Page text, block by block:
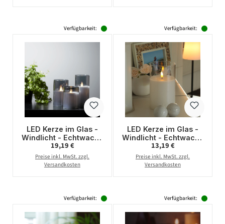
Verfügbarkeit:
LED Kerze im Glas -
Windlicht - Echtwachs
- flackernde gelbe
Flamme - Timer - H:
12,5cm - grau
Regulärer Preis:
19,19 €
Preise inkl. MwSt. zzgl.
Versandkosten
Verfügbarkeit:
LED Kerze im Glas -
Windlicht - Echtwachs
- flackernde 3D
Flamme - Timer - H:
17,5cm - D: 10cm
Regulärer Preis:
13,19 €
Preise inkl. MwSt. zzgl.
Versandkosten
Verfügbarkeit: Verfügbarkeit: